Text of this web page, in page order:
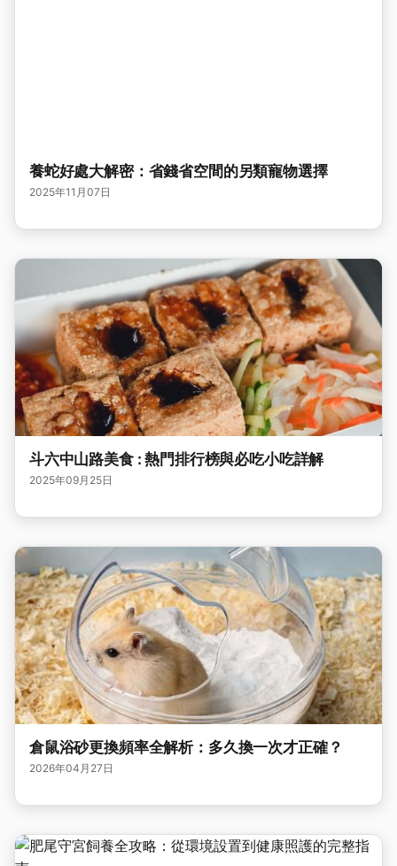
養蛇好處大解密：省錢省空間的另類寵物選擇
2025年11月07日
斗六中山路美食 : 熱門排行榜與必吃小吃詳解
2025年09月25日
倉鼠浴砂更換頻率全解析：多久換一次才正確？
2026年04月27日